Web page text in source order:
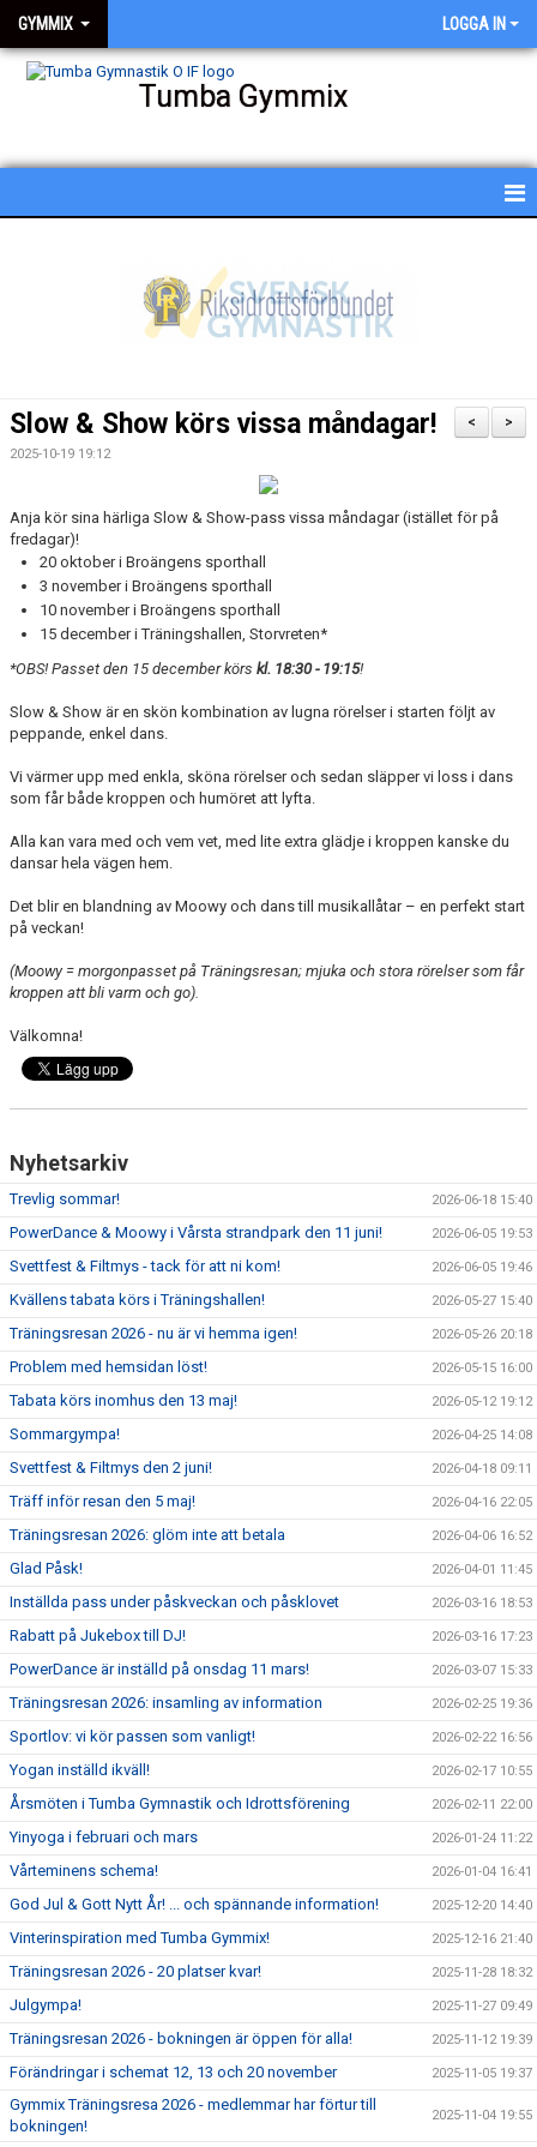
GYMMIX LOGGA IN
Tumba Gymmix
BESKRIVNING AV PASSEN
DOKUMENT
TRÄNINGSRESA
KONTAKT
PRISER
ANMÄLAN
>
<
Slow & Show körs vissa måndagar!
2025-10-19 19:12
Anja kör sina härliga Slow & Show-pass vissa måndagar (istället för på
fredagar)!
20 oktober i Broängens sporthall
3 november i Broängens sporthall
10 november i Broängens sporthall
15 december i Träningshallen, Storvreten*
*OBS! Passet den 15 december körs kl. 18:30 - 19:15!
Slow & Show är en skön kombination av lugna rörelser i starten följt av
peppande, enkel dans.
Vi värmer upp med enkla, sköna rörelser och sedan släpper vi loss i dans
som får både kroppen och humöret att lyfta.
Alla kan vara med och vem vet, med lite extra glädje i kroppen kanske du
dansar hela vägen hem.
Det blir en blandning av Moowy och dans till musikallåtar – en perfekt start
på veckan!
(Moowy = morgonpasset på Träningsresan; mjuka och stora rörelser som får
kroppen att bli varm och go).
Välkomna!
Nyhetsarkiv
Trevlig sommar! 2026-06-18 15:40
PowerDance & Moowy i Vårsta strandpark den 11 juni! 2026-06-05 19:53
Svettfest & Filtmys - tack för att ni kom! 2026-06-05 19:46
Kvällens tabata körs i Träningshallen! 2026-05-27 15:40
Träningsresan 2026 - nu är vi hemma igen! 2026-05-26 20:18
Problem med hemsidan löst! 2026-05-15 16:00
Tabata körs inomhus den 13 maj! 2026-05-12 19:12
Sommargympa! 2026-04-25 14:08
Svettfest & Filtmys den 2 juni! 2026-04-18 09:11
Träff inför resan den 5 maj! 2026-04-16 22:05
Träningsresan 2026: glöm inte att betala 2026-04-06 16:52
Glad Påsk! 2026-04-01 11:45
Inställda pass under påskveckan och påsklovet 2026-03-16 18:53
Rabatt på Jukebox till DJ! 2026-03-16 17:23
PowerDance är inställd på onsdag 11 mars! 2026-03-07 15:33
Träningsresan 2026: insamling av information 2026-02-25 19:36
Sportlov: vi kör passen som vanligt! 2026-02-22 16:56
Yogan inställd ikväll! 2026-02-17 10:55
Årsmöten i Tumba Gymnastik och Idrottsförening 2026-02-11 22:00
Yinyoga i februari och mars 2026-01-24 11:22
Vårteminens schema! 2026-01-04 16:41
God Jul & Gott Nytt År! ... och spännande information! 2025-12-20 14:40
Vinterinspiration med Tumba Gymmix! 2025-12-16 21:40
Träningsresan 2026 - 20 platser kvar! 2025-11-28 18:32
Julgympa! 2025-11-27 09:49
Träningsresan 2026 - bokningen är öppen för alla! 2025-11-12 19:39
Förändringar i schemat 12, 13 och 20 november 2025-11-05 19:37
Gymmix Träningsresa 2026 - medlemmar har förtur till
bokningen!
2025-11-04 19:55